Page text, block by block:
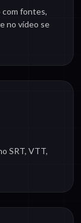
com fontes,
no vídeo se
SRT, VTT,